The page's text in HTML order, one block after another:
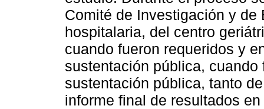
Comité de Investigación y
hospitalaria, del centro
cuando fueron requeridos y
sustentación pública,
sustentación pública, tanto
informe final de resultados